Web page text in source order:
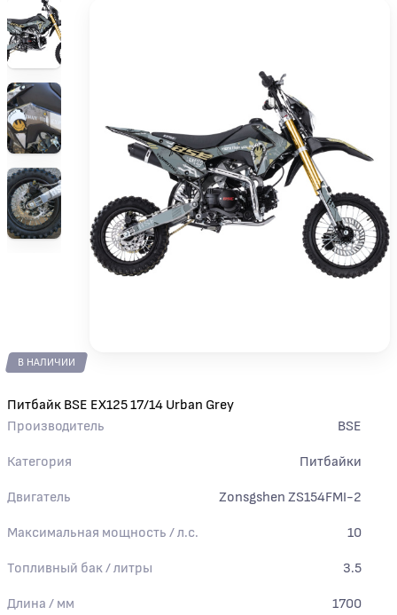
В НАЛИЧИИ
Питбайк BSE EX125 17/14 Urban Grey
Производитель
BSE
Категория Питбайки
Двигатель Zonsgshen ZS154FMI-2
Максимальная мощность / л.с. 10
Топливный бак / литры 3.5
Длина / мм 1700